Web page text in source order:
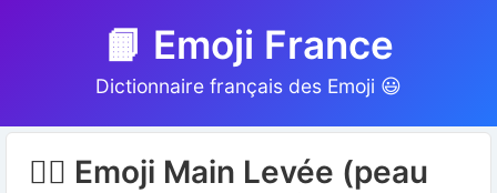
📙 Emoji France
Dictionnaire français des Emoji 😃
✋🏼 Emoji Main Levée (peau